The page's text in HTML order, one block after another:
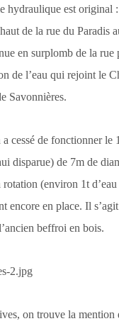
hydraulique est original
de la rue du Paradis
en surplomb de la
de l’eau qui rejoint le
Savonnières.
cessé de fonctionner le
disparue) de 7m de
rotation (environ 1t
encore en place. Il
beffroi en bois.
on trouve la mention